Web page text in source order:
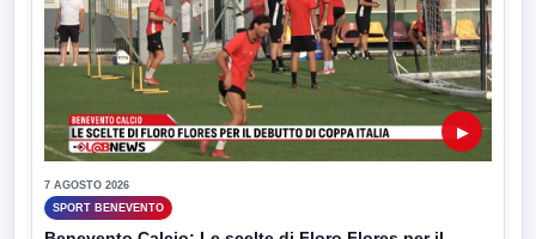
▶
7 AGOSTO 2026
SPORT BENEVENTO